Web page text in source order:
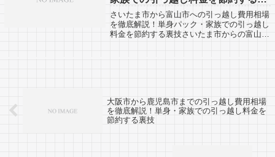
技
さいたま市から富山市への引っ越し費用相場
を徹底解説！単身パック・家族での引っ越し
料金を節約する裏技さいたま市からの富山市
大阪市から鹿児島市までの引っ越し費用相場
を徹底解説！単身・家族での引っ越し料金を
節約する裏技